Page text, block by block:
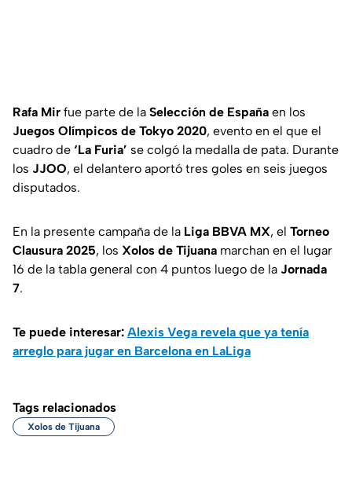
Rafa Mir fue parte de la Selección de España en los
Juegos Olímpicos de Tokyo 2020, evento en el que el
cuadro de ‘La Furia’ se colgó la medalla de pata. Durante
los JJOO, el delantero aportó tres goles en seis juegos
disputados.
En la presente campaña de la Liga BBVA MX, el Torneo
Clausura 2025, los Xolos de Tijuana marchan en el lugar
16 de la tabla general con 4 puntos luego de la Jornada
7.
Te puede interesar: Alexis Vega revela que ya tenía
arreglo para jugar en Barcelona en LaLiga
Tags relacionados
Xolos de Tijuana